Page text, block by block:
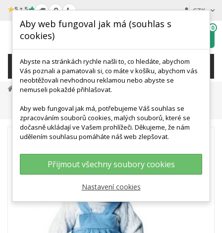
★5 z 5 CZK
wishlist
0
KATEGORIE
Medicínská Simulace A Výcvik
Model Dítěte V Chlapeckém Oděvu
Aby web fungoval jak má (souhlas s
cookies)
Abyste na stránkách rychle našli to, co hledáte, abychom
Vás poznali a pamatovali si, co máte v košíku, abychom vás
neobtěžovali nevhodnou reklamou nebo abyste se
nemuseli pokaždé přihlašovat.
Aby web fungoval jak má, potřebujeme Váš souhlas se
zpracováním souborů cookies, malých souborů, které se
dočasně ukládají ve Vašem prohlížeči. Děkujeme, že nám
udělením souhlasu pomáháte náš web zlepšovat.
Přijmout všechny soubory cookies
Nastavení cookies